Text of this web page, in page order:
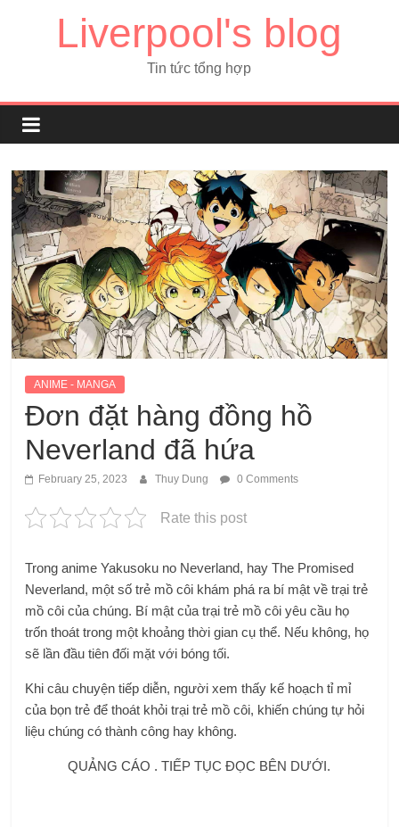
Liverpool's blog
Tin tức tổng hợp
ANIME - MANGA
Đơn đặt hàng đồng hồ
Neverland đã hứa
February 25, 2023 Thuy Dung 0 Comments
Rate this post
Trong anime Yakusoku no Neverland, hay The Promised
Neverland, một số trẻ mồ côi khám phá ra bí mật về trại trẻ
mồ côi của chúng. Bí mật của trại trẻ mồ côi yêu cầu họ
trốn thoát trong một khoảng thời gian cụ thể. Nếu không, họ
sẽ lần đầu tiên đối mặt với bóng tối.
Khi câu chuyện tiếp diễn, người xem thấy kế hoạch tỉ mỉ
của bọn trẻ để thoát khỏi trại trẻ mồ côi, khiến chúng tự hỏi
liệu chúng có thành công hay không.
QUẢNG CÁO . TIẾP TỤC ĐỌC BÊN DƯỚI.